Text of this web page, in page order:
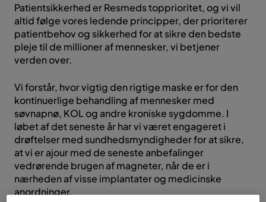
Patientsikkerhed er Resmeds topprioritet, og vi vil
altid følge vores ledende principper, der prioriterer
patientbehov og sikkerhed for at sikre den bedste
pleje til de millioner af mennesker, vi betjener
verden over.
Vi forstår, hvor vigtig den rigtige maske er for den
kontinuerlige behandling af mennesker med
søvnapnø, KOL og andre kroniske sygdomme. I
løbet af det seneste år har vi været engageret i
drøftelser med sundhedsmyndigheder for at sikre,
at vi er ajour med de seneste anbefalinger
vedrørende brugen af ​​magneter, når de er i
nærheden af ​​visse implantater og medicinske
anordninger.